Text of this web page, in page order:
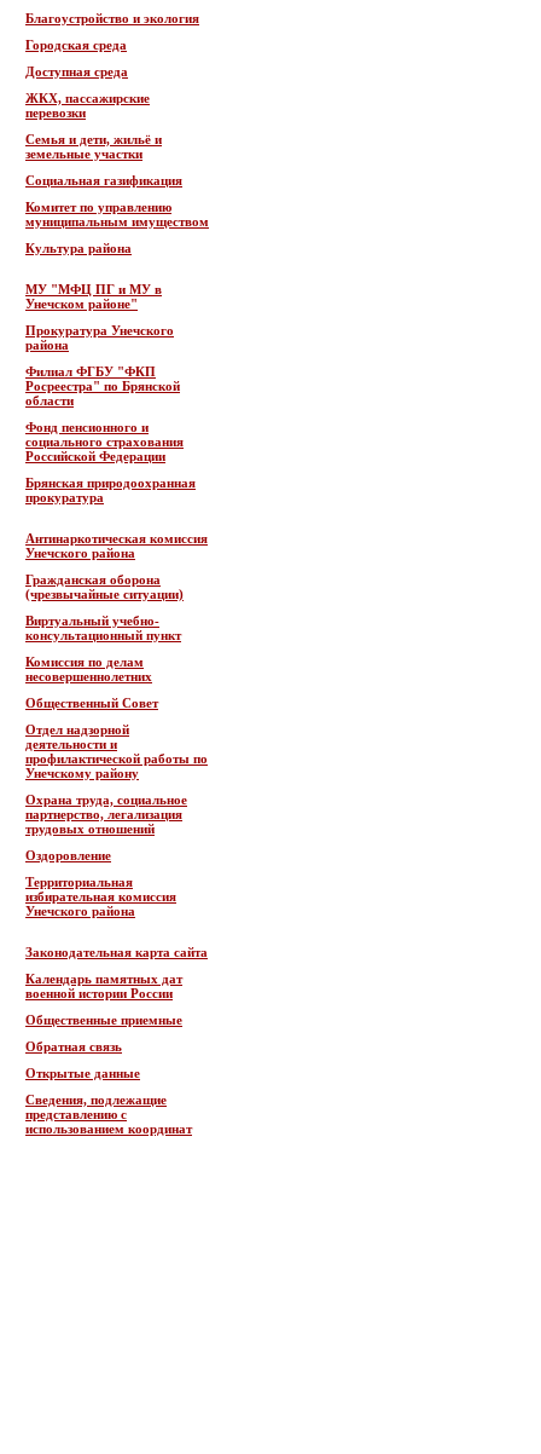
Благоустройство и экология
Городская среда
Доступная среда
ЖКХ, пассажирские
перевозки
Семья и дети, жильё и
земельные участки
Социальная газификация
Комитет по управлению
муниципальным имуществом
Культура района
МУ "МФЦ ПГ и МУ в
Унечском районе"
Прокуратура Унечского
района
Филиал ФГБУ "ФКП
Росреестра" по Брянской
области
Фонд пенсионного и
социального страхования
Российской Федерации
Брянская природоохранная
прокуратура
Антинаркотическая комиссия
Унечского района
Гражданская оборона
(чрезвычайные ситуации)
Виртуальный учебно-
консультационный пункт
Комиссия по делам
несовершеннолетних
Общественный Совет
Отдел надзорной
деятельности и
профилактической работы по
Унечскому району
Охрана труда, социальное
партнерство, легализация
трудовых отношений
Оздоровление
Территориальная
избирательная комиссия
Унечского района
Законодательная карта сайта
Календарь памятных дат
военной истории России
Общественные приемные
Обратная связь
Открытые данные
Сведения, подлежащие
представлению с
использованием координат